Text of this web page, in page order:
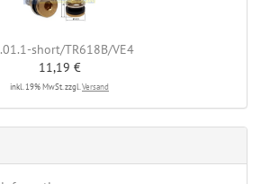
short/TR618B/VE4
11,19 €
inkl. 19% MwSt. zzgl. Versand